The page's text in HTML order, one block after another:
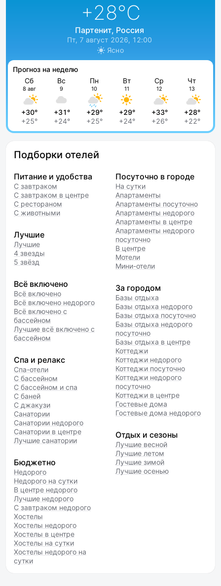
+28°C
Партенит, Россия
Пт, 7 август 2026, 12:00
Ясно
Прогноз на неделю
Сб
8 авг
+30°
+25°
Вс
9
+31°
+24°
Пн
10
+29°
+25°
Вт
11
+29°
+24°
Ср
12
+33°
+26°
Чт
13
+28°
+22°
Подборки отелей
Питание и удобства
С завтраком
С завтраком в центре
С рестораном
С животными
Лучшие
Лучшие
4 звезды
5 звёзд
Всё включено
Всё включено
Всё включено недорого
Всё включено с
бассейном
Лучшие всё включено с
бассейном
Спа и релакс
Спа-отели
С бассейном
С бассейном и спа
С баней
С джакузи
Санатории
Санатории недорого
Санатории в центре
Лучшие санатории
Бюджетно
Недорого
Недорого на сутки
В центре недорого
Лучшие недорого
С завтраком недорого
Хостелы
Хостелы недорого
Хостелы в центре
Хостелы на сутки
Хостелы недорого на
сутки
Посуточно в городе
На сутки
Апартаменты
Апартаменты посуточно
Апартаменты недорого
Апартаменты в центре
Апартаменты недорого
посуточно
В центре
Мотели
Мини-отели
За городом
Базы отдыха
Базы отдыха недорого
Базы отдыха посуточно
Базы отдыха недорого
посуточно
Базы отдыха в центре
Коттеджи
Коттеджи недорого
Коттеджи посуточно
Коттеджи недорого
посуточно
Коттеджи в центре
Гостевые дома
Гостевые дома недорого
Отдых и сезоны
Лучшие весной
Лучшие летом
Лучшие зимой
Лучшие осенью